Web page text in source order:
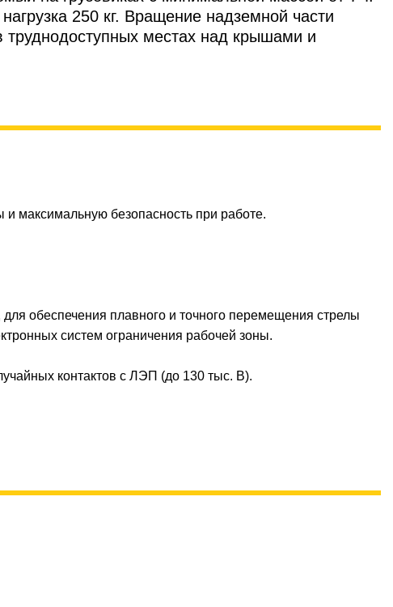
250 кг. Вращение надземной части
труднодоступных местах над крышами и
и максимальную безопасность при работе.
обеспечения плавного и точного перемещения стрелы
систем ограничения рабочей зоны.
контактов с ЛЭП (до 130 тыс. В).